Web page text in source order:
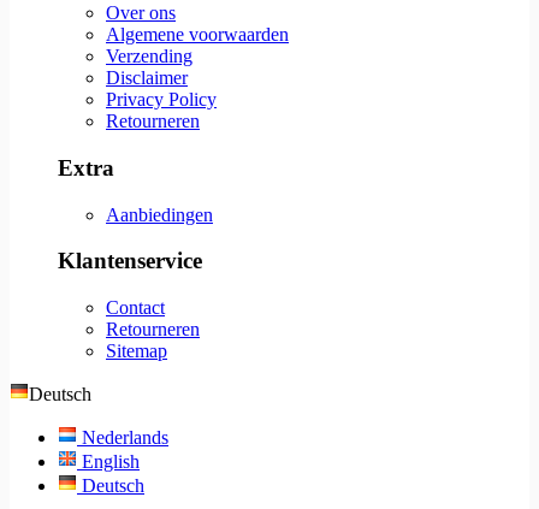
Over ons
Algemene voorwaarden
Verzending
Disclaimer
Privacy Policy
Retourneren
Extra
Aanbiedingen
Klantenservice
Contact
Retourneren
Sitemap
Deutsch
Nederlands
English
Deutsch